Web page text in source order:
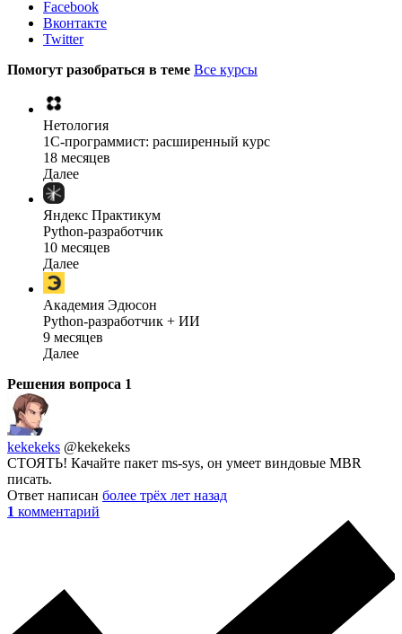
Facebook
Вконтакте
Twitter
Помогут разобраться в теме Все курсы
Нетология
1C-программист: расширенный курс
18 месяцев
Далее
Яндекс Практикум
Python-разработчик
10 месяцев
Далее
Академия Эдюсон
Python-разработчик + ИИ
9 месяцев
Далее
Решения вопроса 1
kekekeks @kekekeks
СТОЯТЬ! Качайте пакет ms-sys, он умеет виндовые MBR
писать.
Ответ написан более трёх лет назад
1 комментарий